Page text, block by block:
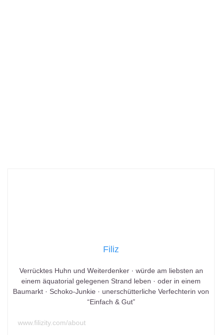
Filiz
Verrücktes Huhn und Weiterdenker · würde am liebsten an
einem äquatorial gelegenen Strand leben · oder in einem
Baumarkt · Schoko-Junkie · unerschütterliche Verfechterin von
“Einfach & Gut”
www.filizity.com/about